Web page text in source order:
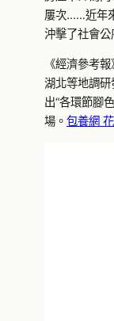
屢次……近年
沖擊了社會公
《經濟參考
湖北等地調研
出“各環節腳
場。 包養網